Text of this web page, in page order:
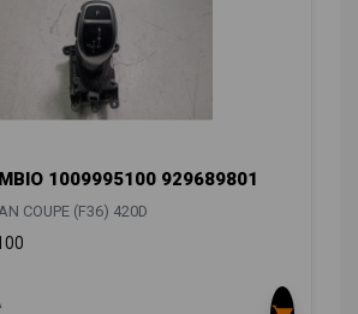
1009995100 929689801
COUPE (F36) 420D